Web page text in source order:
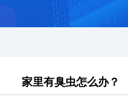
家里有臭虫怎么办？